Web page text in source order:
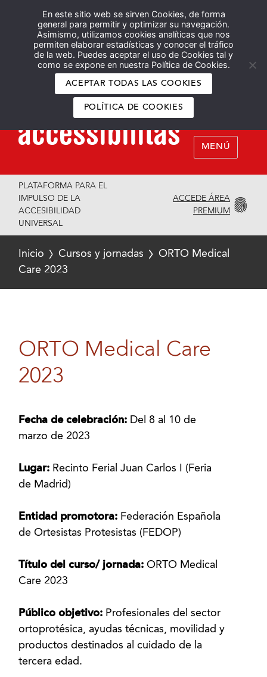
En este sitio web se sirven Cookies, de forma
general para permitir y optimizar su navegación.
Asimismo, utilizamos cookies analíticas que nos
permiten elaborar estadísticas y conocer el tráfico
de la web. Puedes aceptar el uso de Cookies tal y
como se expone en nuestra Política de Cookies.
ACEPTAR TODAS LAS COOKIES
POLÍTICA DE COOKIES
Español English
MENÚ
PLATAFORMA PARA EL
IMPULSO DE LA
ACCESIBILIDAD
UNIVERSAL
ACCEDE ÁREA
PREMIUM
Inicio Cursos y jornadas
ORTO Medical
Care 2023
ORTO Medical Care
2023
Fecha de celebración: Del 8 al 10 de
marzo de 2023
Lugar: Recinto Ferial Juan Carlos I (Feria
de Madrid)
Entidad promotora: Federación Española
de Ortesistas Protesistas (FEDOP)
Título del curso/ jornada:ORTO Medical
Care 2023
Público objetivo: Profesionales del sector
ortoprotésica, ayudas técnicas, movilidad y
productos destinados al cuidado de la
tercera edad.